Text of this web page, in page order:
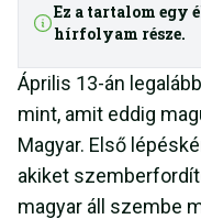
Ez a tartalom egy
hírfolyam része.
Április 13-án
mint, amit eddig
Magyar. Első
akiket
magyar áll szembe